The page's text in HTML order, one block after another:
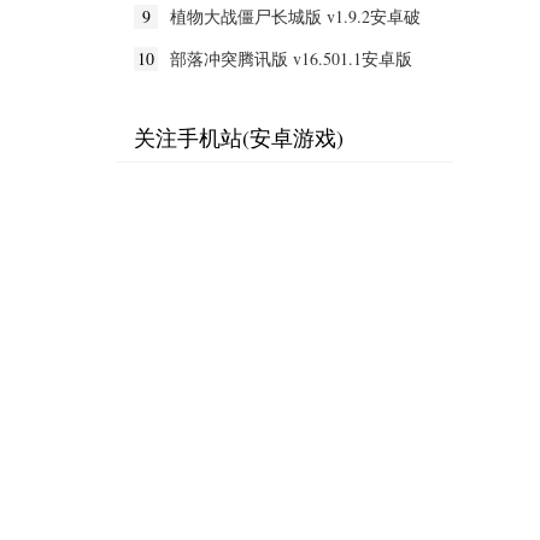
9
植物大战僵尸长城版 v1.9.2安卓破
10 部落冲突腾讯版 v16.501.1安卓版
关注手机站(安卓游戏)